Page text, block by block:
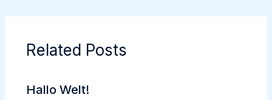
Related Posts
Hallo Welt!